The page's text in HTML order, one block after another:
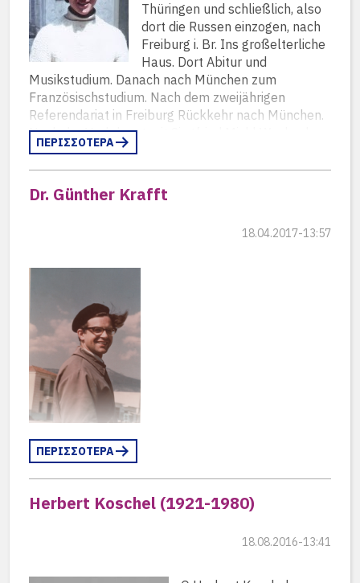
Thüringen und schließlich, also
dort die Russen einzogen, nach
Freiburg i. Br. Ins großelterliche
Haus. Dort Abitur und
Musikstudium. Danach nach München zum
Französischstudium. Nach dem zweijährigen
Referendariat in Freiburg Rückkehr nach München.
Nach der Verlobung mit Siegfried Michl Wechsel
nach Donauwörth. Heirat und Übersiedlung nach
Athen. Als “Ortskraft” in der Deutschen Abteilung
von 1967 – 1974 als Musik- und
Französischlehrerin tätig. Danach Fürstenfeldbruck
Frühverrentung und (s.o.) mit ihrem Mann viele
ΠΕΡΙΣΣΟΤΕΡΑ
Dr. Günther Krafft
18.04.2017-13:57
ΠΕΡΙΣΣΟΤΕΡΑ
Herbert Koschel (1921-1980)
18.08.2016-13:41